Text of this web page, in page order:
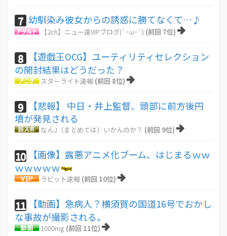
7 幼馴染み彼女からの誘惑に勝てなくて…♪
【2ch】ニュー速VIPブログ(`･ω･´) (前回 7位)
8
【遊戯王OCG】ユーティリティセレクション
の開封結果はどうだった？
スターライト速報 (前回 8位)
9
【悲報】 中日・井上監督、頭部に前方後円
墳が発見される
なんJ（まとめては）いかんのか？ (前回 9位)
10
【画像】露悪アニメ化ブーム、はじまるｗｗ
ｗｗｗｗｗ
ラビット速報 (前回 10位)
11
【動画】急病人？横須賀の国道16号でおかし
な事故が撮影される。
1000mg (前回 11位)